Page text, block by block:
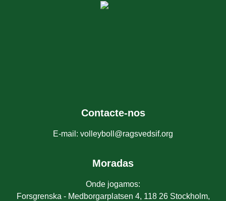
Contacte-nos
E-mail : volleyboll@ragsvedsif.org
Moradas
Onde jogamos:
Forsgrenska - Medborgarplatsen 4, 118 26 Stockholm,